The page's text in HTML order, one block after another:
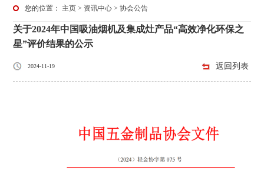
您的位置： 主页 > 资讯中心 >协会公告
关于2024年中国吸油烟机及集成灶产品“高效净化环保之
星”评价结果的公示
2024-11-19 返回列表